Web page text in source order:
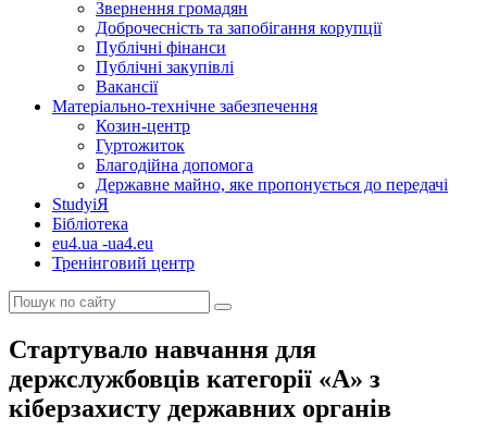
Звернення громадян
Доброчесність та запобігання корупції
Публічні фінанси
Публічні закупівлі
Вакансії
Матеріально-технічне забезпечення
Козин-центр
Гуртожиток
Благодійна допомога
Державне майно, яке пропонується до передачі
StudyіЯ
Бібліотека
eu4.ua -ua4.eu
Тренінговий центр
Стартувало навчання для
держслужбовців категорії «А» з
кіберзахисту державних органів